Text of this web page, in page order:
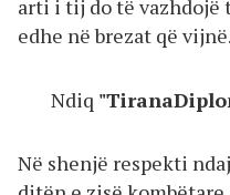
arti i tij do të vazhdojë
edhe në brezat që vijnë.
Ndiq
Në shenjë respekti